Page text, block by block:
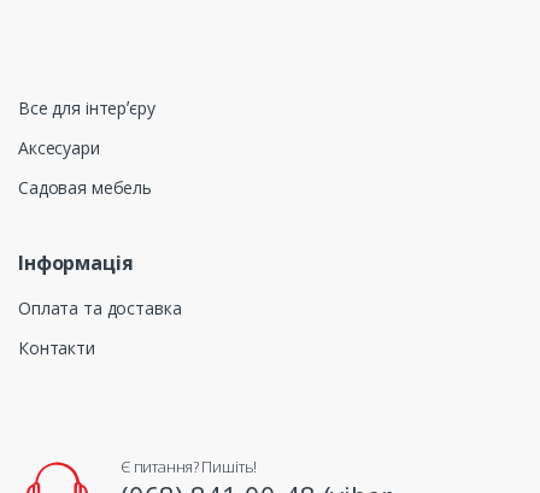
Все для інтерʼєру
Аксесуари
Садовая мебель
Інформація
Оплата та доставка
Контакти
Є питання? Пишіть!